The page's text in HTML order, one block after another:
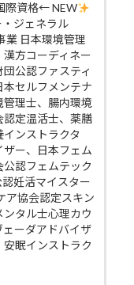
際資格← NEW
ジェネラル
業 日本環境管理
方コーディネー
公認ファスティ
本セルフメンテナ
管理士、腸内環境
定温活士、薬膳
ンストラクタ
ー、日本フェム
認フェムテック
妊活マイスター
ア協会認定スキン
タル士心理カウ
ーダアドバイザ
眠インストラク